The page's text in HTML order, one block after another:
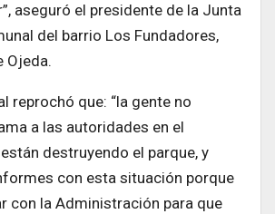
aseguró el presidente de la Junta
del barrio Los Fundadores,
Ojeda.
reprochó que: “la gente no
a las autoridades en el
destruyendo el parque, y
con esta situación porque
con la Administración para que